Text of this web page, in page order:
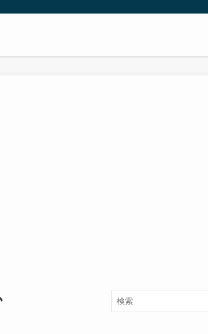
んでいる方々が簡単に痩せることが出来るように分かりやす